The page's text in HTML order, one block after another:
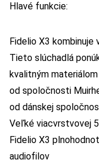
Hlavé funkcie:
Fidelio X3
Tieto slúchadlá
kvalitným
od spoločnosti
od dánskej
Veľké viacvrstvovej
Fidelio X3
audiofilov